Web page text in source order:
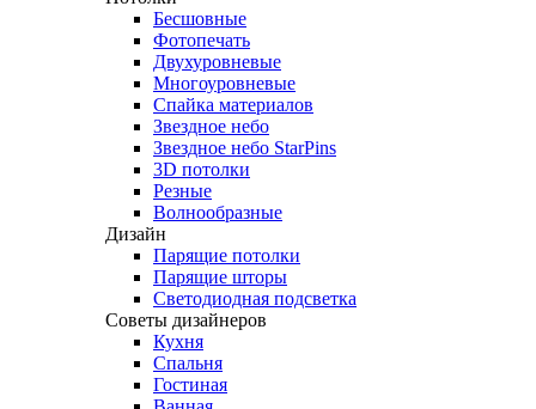
Бесшовные
Фотопечать
Двухуровневые
Многоуровневые
Спайка материалов
Звездное небо
Звездное небо StarPins
3D потолки
Резные
Волнообразные
Дизайн
Парящие потолки
Парящие шторы
Светодиодная подсветка
Советы дизайнеров
Кухня
Спальня
Гостиная